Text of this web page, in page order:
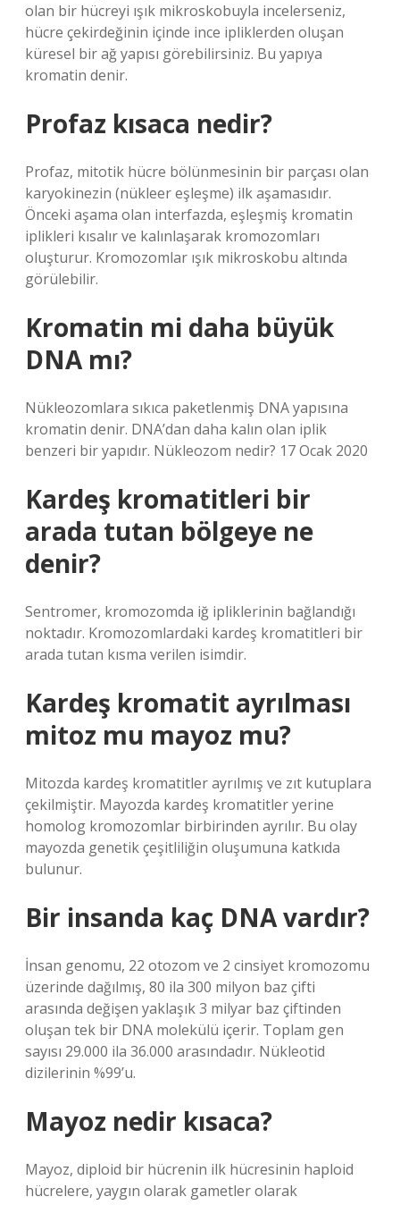
olan bir hücreyi ışık mikroskobuyla incelerseniz,
hücre çekirdeğinin içinde ince ipliklerden oluşan
küresel bir ağ yapısı görebilirsiniz. Bu yapıya
kromatin denir.
Profaz kısaca nedir?
Profaz, mitotik hücre bölünmesinin bir parçası olan
karyokinezin (nükleer eşleşme) ilk aşamasıdır.
Önceki aşama olan interfazda, eşleşmiş kromatin
iplikleri kısalır ve kalınlaşarak kromozomları
oluşturur. Kromozomlar ışık mikroskobu altında
görülebilir.
Kromatin mi daha büyük
DNA mı?
Nükleozomlara sıkıca paketlenmiş DNA yapısına
kromatin denir. DNA’dan daha kalın olan iplik
benzeri bir yapıdır. Nükleozom nedir? 17 Ocak 2020
Kardeş kromatitleri bir
arada tutan bölgeye ne
denir?
Sentromer, kromozomda iğ ipliklerinin bağlandığı
noktadır. Kromozomlardaki kardeş kromatitleri bir
arada tutan kısma verilen isimdir.
Kardeş kromatit ayrılması
mitoz mu mayoz mu?
Mitozda kardeş kromatitler ayrılmış ve zıt kutuplara
çekilmiştir. Mayozda kardeş kromatitler yerine
homolog kromozomlar birbirinden ayrılır. Bu olay
mayozda genetik çeşitliliğin oluşumuna katkıda
bulunur.
Bir insanda kaç DNA vardır?
İnsan genomu, 22 otozom ve 2 cinsiyet kromozomu
üzerinde dağılmış, 80 ila 300 milyon baz çifti
arasında değişen yaklaşık 3 milyar baz çiftinden
oluşan tek bir DNA molekülü içerir. Toplam gen
sayısı 29.000 ila 36.000 arasındadır. Nükleotid
dizilerinin %99’u.
Mayoz nedir kısaca?
Mayoz, diploid bir hücrenin ilk hücresinin haploid
hücrelere, yaygın olarak gametler olarak